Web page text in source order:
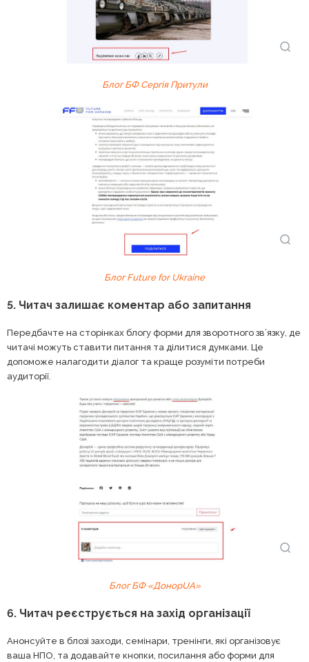
Блог БФ Сергія Притули
Блог Future for Ukraine
5. Читач залишає коментар або запитання
Передбачте на сторінках блогу форми для зворотного зв’язку, де
читачі можуть ставити питання та ділитися думками. Це
допоможе налагодити діалог та краще розуміти потреби
аудиторії.
Блог БФ «ДонорUA»
6. Читач реєструється на захід організації
Анонсуйте в блозі заходи, семінари, тренінги, які організовує
ваша НПО, та додавайте кнопки, посилання або форми для